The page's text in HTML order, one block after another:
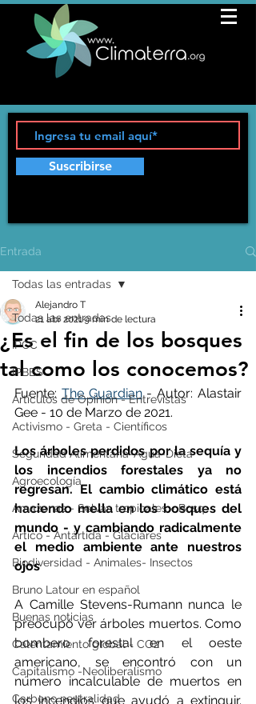
Suscribirse
Entrada
Todas las entradas
IPCC
IPBES
Artículos de Opinión - Entrevistas
Activismo - Greta - Científicos
Seguridad Alimentaria-Agua-Dieta
Agroecología
Amazonas - Selvas tropicales - Bosq
Artico - Antártida - Glaciares
Biodiversidad - Animales- Insectos
Bruno Latour en español
Buenas noticias
Calentamiento global - CO2
Capitalismo -Neoliberalismo
Carbono neutralidad
Todas las entradas
¿Es el fin de los bosques
tal como los conocemos?
Alejandro T
21 abr 20219 min de lectura
Fuente: The Guardian - Autor: Alastair
Gee - 10 de Marzo de 2021.
Los árboles perdidos por la sequía y
los incendios forestales ya no
regresan. El cambio climático está
haciendo mella en los bosques del
mundo - y cambiando radicalmente
el medio ambiente ante nuestros
ojos
A Camille Stevens-Rumann nunca le
preocupó ver árboles muertos. Como
bombero forestal en el oeste
americano, se encontró con un
número incalculable de muertos en
los incendios que ayudó a extinguir.